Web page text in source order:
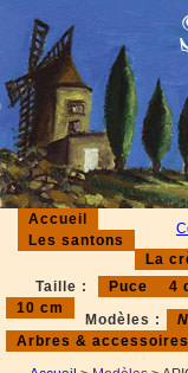
Accueil
Les santons
La
Taille : Puce 4
10 cm
Modèles :
Arbres & accessoires